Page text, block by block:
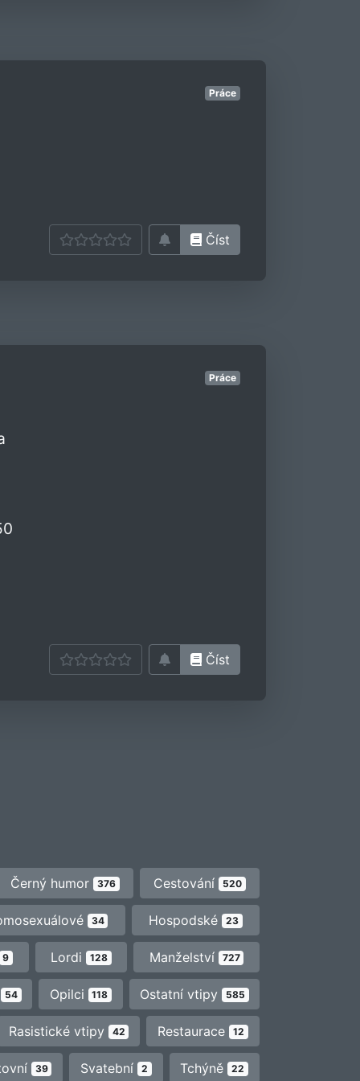
Práce
Číst
Práce
Číst
Černý humor 376 Cestování 520
34 Hospodské 23
9 Lordi 128 Manželství 727
54 Opilci 118 Ostatní vtipy 585
Rasistické vtipy 42 Restaurace 12
39 Svatební 2 Tchýně 22